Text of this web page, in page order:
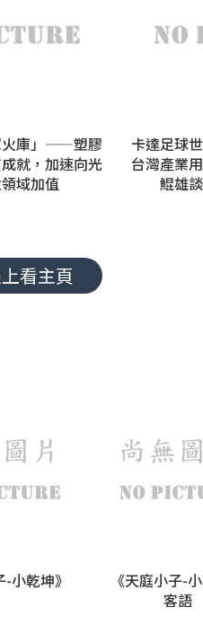
火庫」——塑膠
就，加速向光
域加值
卡達足球
台灣產業
鯤雄
看主頁
-小乾坤》
《天庭小子-
客語